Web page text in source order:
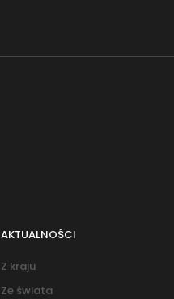
AKTUALNOŚCI
Z kraju
Ze świata